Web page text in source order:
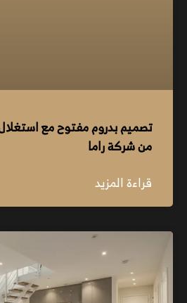
تصميم بدروم مفتوح مع
من شركة راما
قراءة المزيد